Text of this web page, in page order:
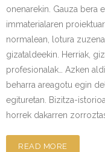
onenarekin. Gauza bera
immaterialaren
normalean, lotura
gizataldeekin. Herriak,
profesionalak… Azken
beharra areagotu egin
egituretan. Bizitza-
horrek dakarren
READ MORE